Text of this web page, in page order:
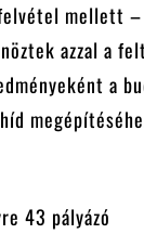
mellett –
azzal a
a
43 pályázó